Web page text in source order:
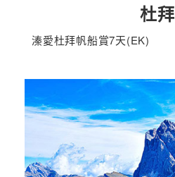
杜拜
溱愛杜拜帆船賞7天(EK)